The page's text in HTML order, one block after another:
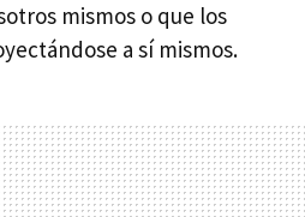
mismos o que los
a sí mismos.